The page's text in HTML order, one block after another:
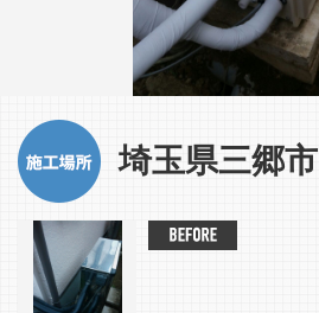
埼玉県三郷市